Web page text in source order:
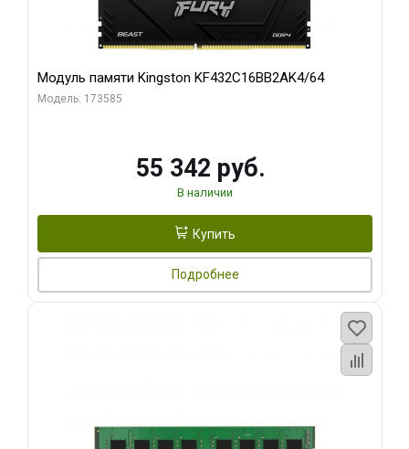
Модуль памяти Kingston KF432C16BB2AK4/64
Модель: 173585
55 342 руб.
В наличии
Купить
Подробнее